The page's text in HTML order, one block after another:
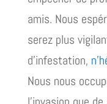
amis. Nous
serez plus
d’infestation,
Nous nous